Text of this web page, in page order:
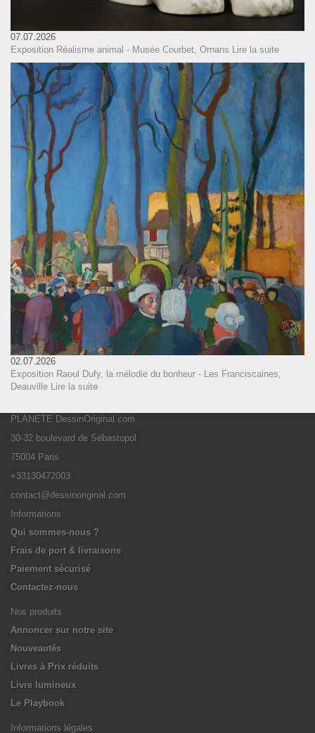
07.07.2026
Exposition Réalisme animal - Musée Courbet, Ornans Lire la suite
02.07.2026
Exposition Raoul Dufy, la mélodie du bonheur - Les Franciscaines,
Deauville Lire la suite
PLANETE DessinOriginal.com
30-32 boulevard de Sébastopol
75004 Paris
+33130472003
contact@dessinoriginal.com
Informations
Qui sommes-nous ?
Frais de port & livraisons
Paiement sécurisé
Contactez-nous
Nos produits
Annoncer sur notre site
Nouveautés
Livres à Prix réduits
Livre lumineux
Le Playbook
Informations légales